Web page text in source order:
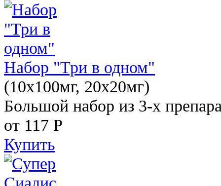
Набор "Три в одном"
(10x100мг, 20x20мг)
Большой набор из 3-х
от 117 Р
Купить